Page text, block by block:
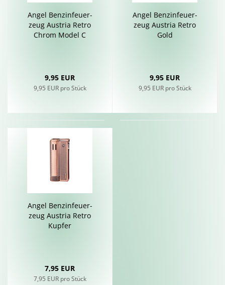
Angel Ben­zin­feu­er­
zeug Aus­tria Retro
Chrom Model C
9,95 EUR
9,95 EUR pro Stück
Angel Ben­zin­feu­er­
zeug Aus­tria Retro
Gold
9,95 EUR
9,95 EUR pro Stück
Angel Ben­zin­feu­er­
zeug Aus­tria Retro
Kup­fer
7,95 EUR
7,95 EUR pro Stück